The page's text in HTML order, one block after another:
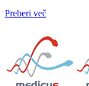
Preberi več